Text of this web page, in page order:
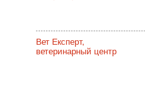
Вет Експерт,
ветеринарный центр